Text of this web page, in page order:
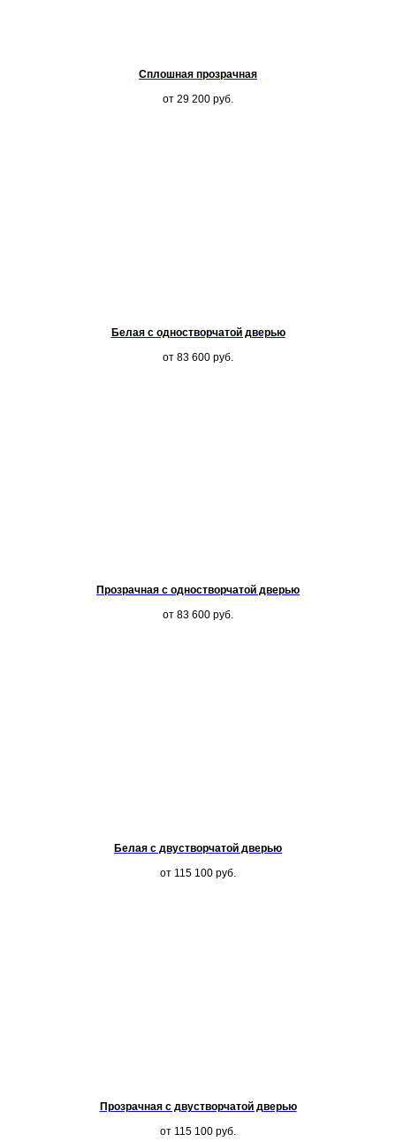
Сплошная прозрачная
от 29 200 руб.
Белая с одностворчатой дверью
от 83 600 руб.
Прозрачная с одностворчатой дверью
от 83 600 руб.
Белая с двустворчатой дверью
от 115 100 руб.
Прозрачная с двустворчатой дверью
от 115 100 руб.